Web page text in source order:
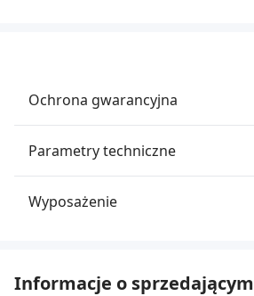
Ochrona gwarancyjna
Parametry techniczne
Wyposażenie
Informacje o sprzedającym